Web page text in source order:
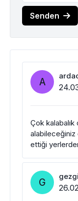
Senden
A
Çok
alabileceğiniz
ettiği
G